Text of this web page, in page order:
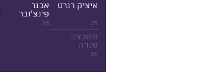
25
איציק רנרט
26
אבנר
פינצ'ובר
31
משבצת
פנויה